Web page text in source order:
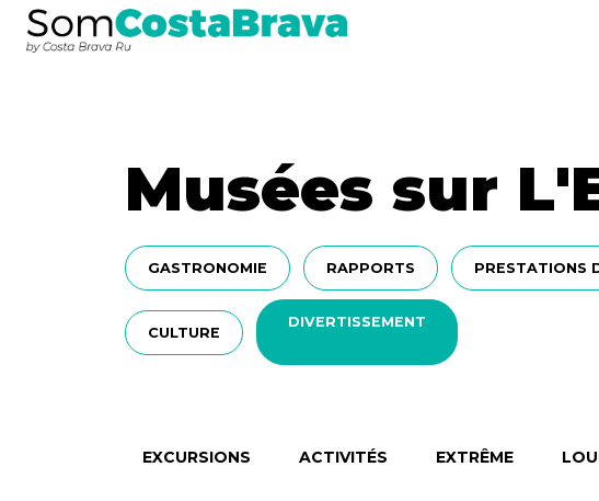
Musées sur
GASTRONOMIE RAPPORTS PRESTATIONS
CULTURE
DIVERTISSEMENT
EXCURSIONS ACTIVITÉS EXTRÊME